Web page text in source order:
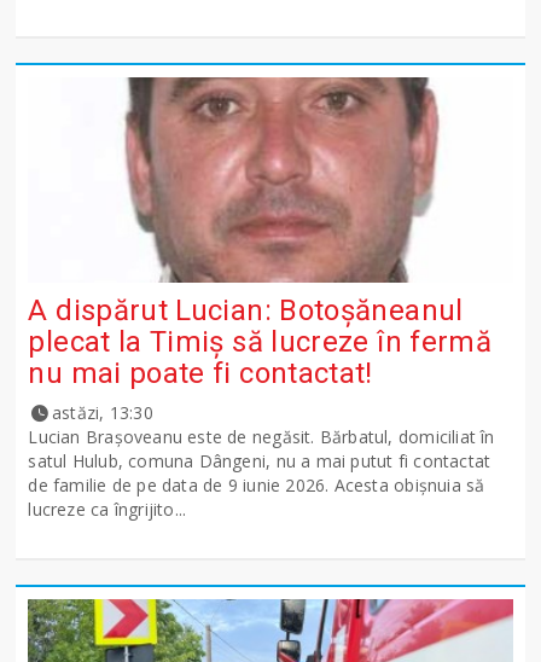
A dispărut Lucian: Botoșăneanul
plecat la Timiș să lucreze în fermă
nu mai poate fi contactat!
astăzi, 13:30
Lucian Brașoveanu este de negăsit. Bărbatul, domiciliat în
satul Hulub, comuna Dângeni, nu a mai putut fi contactat
de familie de pe data de 9 iunie 2026. Acesta obișnuia să
lucreze ca îngrijito...